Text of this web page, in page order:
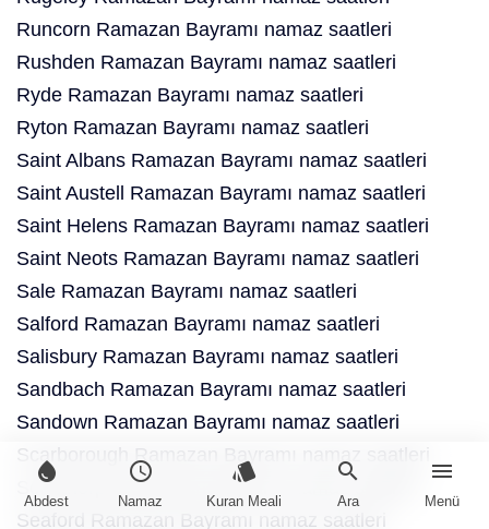
water_drop
Abdest
schedule
Namaz
style
Kuran Meali
search
Ara
menu
Menü
Runcorn Ramazan Bayramı namaz saatleri
Rushden Ramazan Bayramı namaz saatleri
Ryde Ramazan Bayramı namaz saatleri
Ryton Ramazan Bayramı namaz saatleri
Saint Albans Ramazan Bayramı namaz saatleri
Saint Austell Ramazan Bayramı namaz saatleri
Saint Helens Ramazan Bayramı namaz saatleri
Saint Neots Ramazan Bayramı namaz saatleri
Sale Ramazan Bayramı namaz saatleri
Salford Ramazan Bayramı namaz saatleri
Salisbury Ramazan Bayramı namaz saatleri
Sandbach Ramazan Bayramı namaz saatleri
Sandown Ramazan Bayramı namaz saatleri
Scarborough Ramazan Bayramı namaz saatleri
Scunthorpe Ramazan Bayramı namaz saatleri
Seaford Ramazan Bayramı namaz saatleri